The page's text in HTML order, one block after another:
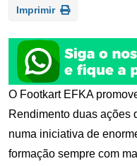
Imprimir
O Footkart EFKA
Rendimento duas ações
numa iniciativa de
formação sempre com